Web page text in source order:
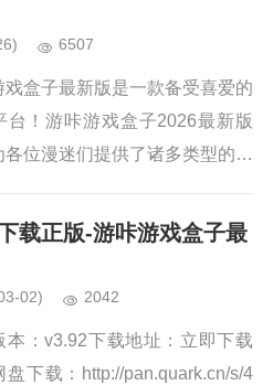
6507
戏盒子最新版是一款备受喜爱的
台！游咔游戏盒子2026最新版
各位漫迷们提供了诸多类型的游
自由下载的，还提供了多种游戏
，更会根...
载正版-游咔游戏盒子最
02) 2042
本：v3.92下载地址：立即下载
盘下载：http://pan.quark.cn/s/4